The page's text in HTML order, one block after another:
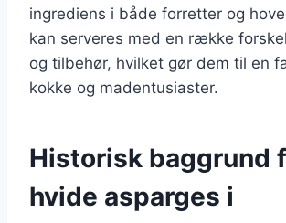
ingrediens i både forretter og
kan serveres med en række
og tilbehør, hvilket gør dem til en
kokke og madentusiaster.
Historisk baggrund
hvide asparges i